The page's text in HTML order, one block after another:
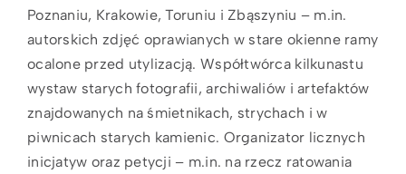
Poznaniu, Krakowie, Toruniu i Zbąszyniu – m.in.
autorskich zdjęć oprawianych w stare okienne ramy
ocalone przed utylizacją. Współtwórca kilkunastu
wystaw starych fotografii, archiwaliów i artefaktów
znajdowanych na śmietnikach, strychach i w
piwnicach starych kamienic. Organizator licznych
inicjatyw oraz petycji – m.in. na rzecz ratowania